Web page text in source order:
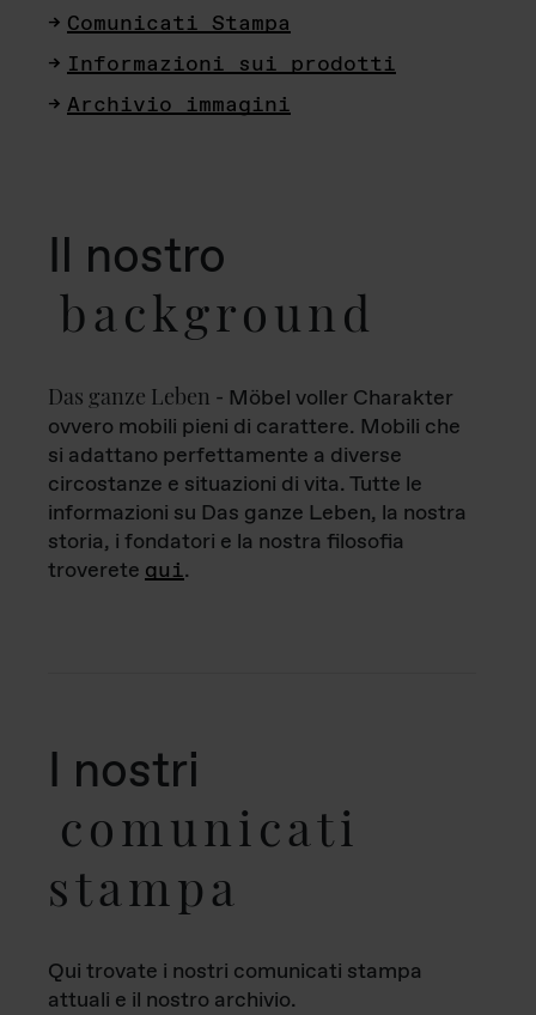
Comunicati Stampa
Informazioni sui prodotti
Archivio immagini
Il nostro
background
Das ganze Leben - Möbel voller Charakter
ovvero mobili pieni di carattere. Mobili che
si adattano perfettamente a diverse
circostanze e situazioni di vita. Tutte le
informazioni su Das ganze Leben, la nostra
storia, i fondatori e la nostra filosofia
troverete qui.
I nostri
comunicati
stampa
Qui trovate i nostri comunicati stampa
attuali e il nostro archivio.